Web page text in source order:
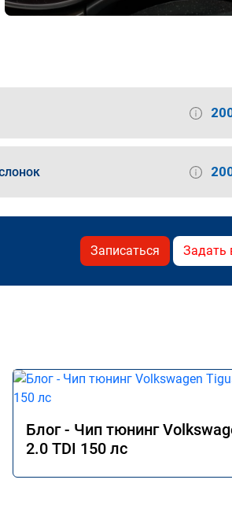
Записаться Задать
Блог - Чип тюнинг
2.0 TDI 150 лс